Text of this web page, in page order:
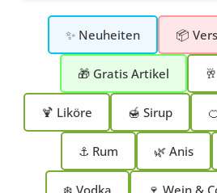
✨ Neuheiten 📦
🎁 Gratis Artikel
🍹 Liköre 🍯 Sirup
⚓ Rum 🌿 Anis
❄️ Vodka 🍷 Wein &